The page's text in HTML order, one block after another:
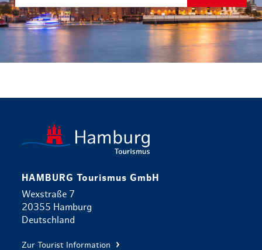
HAMBURG Tourismus GmbH
Wexstraße 7
20355 Hamburg
Deutschland
Zur Tourist Information